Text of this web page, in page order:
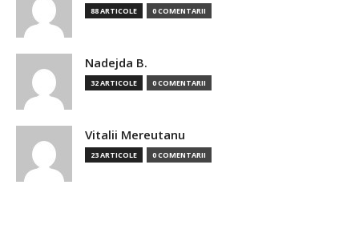
88 ARTICOLE 0 COMENTARII
Nadejda B.
32 ARTICOLE 0 COMENTARII
Vitalii Mereutanu
23 ARTICOLE 0 COMENTARII